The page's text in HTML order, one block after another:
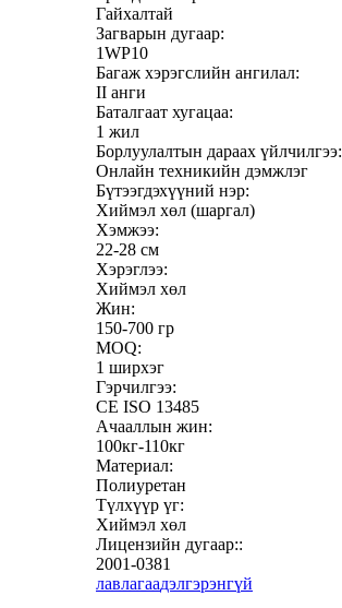
Гайхалтай
Загварын дугаар:
1WP10
Багаж хэрэгслийн ангилал:
II анги
Баталгаат хугацаа:
1 жил
Борлуулалтын дараах үйлчилгээ:
Онлайн техникийн дэмжлэг
Бүтээгдэхүүний нэр:
Хиймэл хөл (шаргал)
Хэмжээ:
22-28 см
Хэрэглээ:
Хиймэл хөл
Жин:
150-700 гр
MOQ:
1 ширхэг
Гэрчилгээ:
CE ISO 13485
Ачааллын жин:
100кг-110кг
Материал:
Полиуретан
Түлхүүр үг:
Хиймэл хөл
Лицензийн дугаар::
2001-0381
лавлагаадэлгэрэнгүй